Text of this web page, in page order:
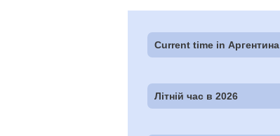
Current time in Аргентина
Літній час в 2026